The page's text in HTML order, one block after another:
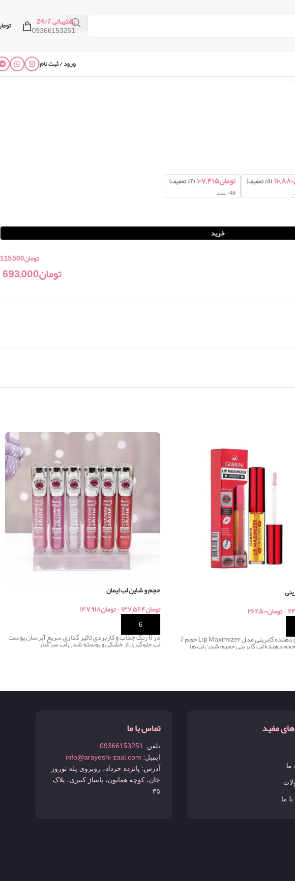
پشتیبانی 24/7
09366153251
ورود / ثبت نام
۱۱۰,۸۸۰(4% تخفیف) تومان۱۰۷,۴۱۵(7% تخفیف)
48+ عدد
خرید
تومان115,500
تومان693,000
-تومان۲۶۲,۵۰۰
برق لب حجم دهنده گابرینی مدل Lip Maximizer حجم 7 حجم دهنده لب گابرینی حجیم شدن لب ها
حجم و شاین لب ایمان
تومان۱۳۷,۵۶۴-تومان۱۴۷,۹۱۸
خرید
در 6 رنگ جذاب و کاربردی تاثیر گذاری سریع آبرسان پوست
لب جلوگیری از خشکی و پوسته شدن لب⁣ سرشار
مفید
ما
ما
تماس با ما
تلفن: 09366153251
ایمیل: info@arayeshi-zaal.com
آدرس: پانزده خرداد، روبروی پله نوروز
خان، کوچه همایون، پاساژ کبیری، پلاک
۳۵